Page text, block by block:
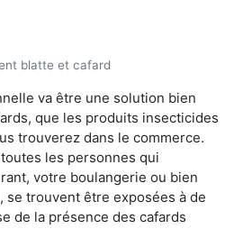
blatte et cafard
va être une solution bien
que les produits insecticides
trouverez dans le commerce.
les personnes qui
votre boulangerie ou bien
se trouvent être exposées à de
de la présence des cafards